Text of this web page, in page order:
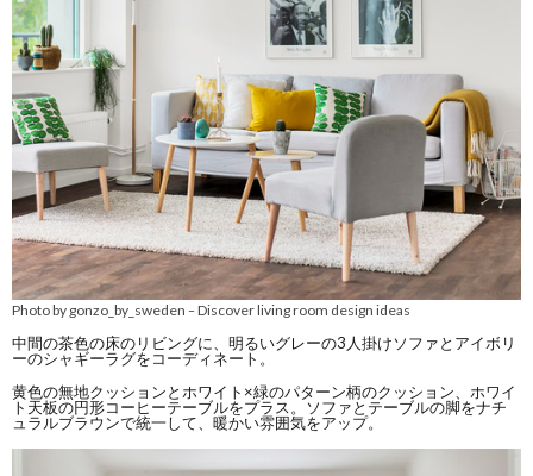
Photo by gonzo_by_sweden –Discover living room design ideas
中間の茶色の床のリビングに、明るいグレーの3人掛けソファとアイボリ
ーのシャギーラグをコーディネート。
黄色の無地クッションとホワイト×緑のパターン柄のクッション、ホワイ
ト天板の円形コーヒーテーブルをプラス。ソファとテーブルの脚をナチ
ュラルブラウンで統一して、暖かい雰囲気をアップ。